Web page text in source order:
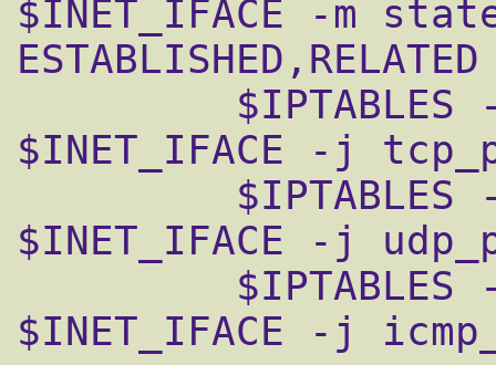
$INET_IFACE -m
$INET_IFACE -j
$INET_IFACE -j
$INET_IFACE -j